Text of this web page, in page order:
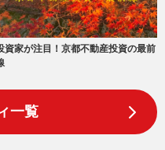
資家が注目！京都不動産投資の最前
一覧